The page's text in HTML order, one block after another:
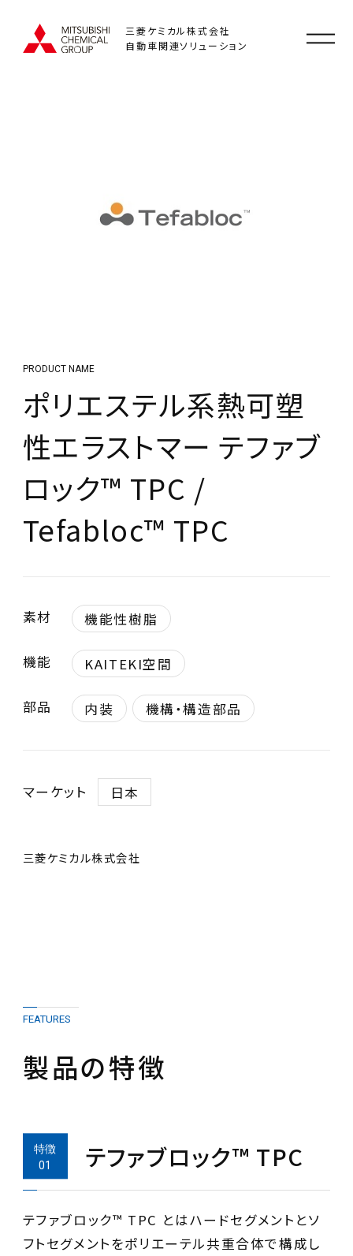
三菱ケミカル株式会社
自動車関連ソリューション
PRODUCT NAME
ポリエステル系熱可塑
性エラストマー テファブ
ロック™ TPC /
Tefabloc™ TPC
素材 機能性樹脂
機能 KAITEKI空間
部品 内装 機構・構造部品
マーケット 日本
三菱ケミカル株式会社
FEATURES
製品の特徴
テファブロック™ TPC
テファブロック™ TPC とはハードセグメントとソ
フトセグメントをポリエーテル共重合体で構成し